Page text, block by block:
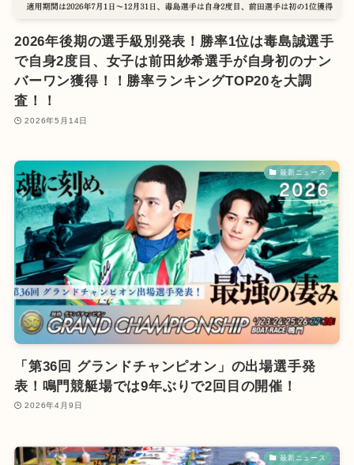
2026年後期の選手級別発表！勝率1位は毒島誠選手
で自身2度目、女子は前田紗希選手が自身初のナン
バーワン獲得！！勝率ランキングTOP20を大調
査！！
2026年5月14日
最新ニュース
「第36回 グランドチャンピオン」の出場選手発
表！鳴門競艇場では9年ぶりで2回目の開催！
2026年4月9日
最新ニュース